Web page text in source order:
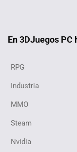
En 3DJuegos PC
RPG
Industria
MMO
Steam
Nvidia